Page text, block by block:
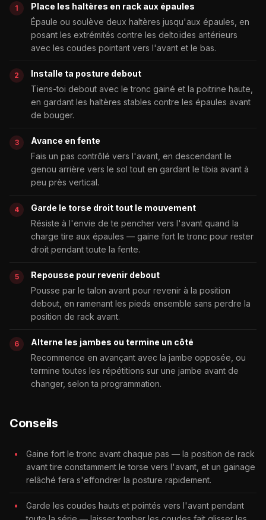
Place les haltères en rack aux épaules
Épaule ou soulève deux haltères jusqu'aux épaules, en
posant les extrémités contre les deltoïdes antérieurs
avec les coudes pointant vers l'avant et le bas.
Installe ta posture debout
Tiens-toi debout avec le tronc gainé et la poitrine haute,
en gardant les haltères stables contre les épaules avant
de bouger.
Avance en fente
Fais un pas contrôlé vers l'avant, en descendant le
genou arrière vers le sol tout en gardant le tibia avant à
peu près vertical.
Garde le torse droit tout le mouvement
Résiste à l'envie de te pencher vers l'avant quand la
charge tire aux épaules — gaine fort le tronc pour rester
droit pendant toute la fente.
Repousse pour revenir debout
Pousse par le talon avant pour revenir à la position
debout, en ramenant les pieds ensemble sans perdre la
position de rack avant.
Alterne les jambes ou termine un côté
Recommence en avançant avec la jambe opposée, ou
termine toutes les répétitions sur une jambe avant de
changer, selon ta programmation.
Conseils
Gaine fort le tronc avant chaque pas — la position de rack
avant tire constamment le torse vers l'avant, et un gainage
relâché fera s'effondrer la posture rapidement.
Garde les coudes hauts et pointés vers l'avant pendant